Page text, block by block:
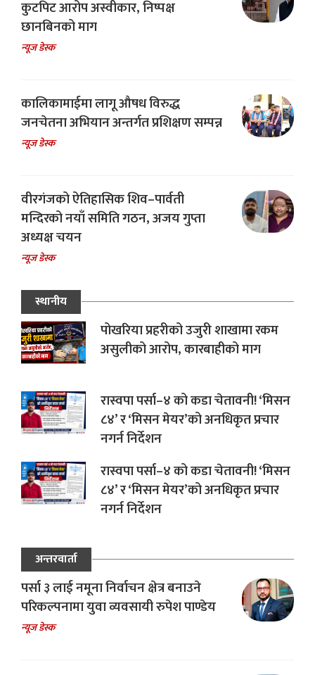
कुटपिट आरोप अस्वीकार, निष्पक्ष
छानबिनको माग
न्यूज डेस्क
कालिकामाईमा लागू औषध विरुद्ध
जनचेतना अभियान अन्तर्गत प्रशिक्षण सम्पन्न
न्यूज डेस्क
वीरगंजको ऐतिहासिक शिव–पार्वती
मन्दिरको नयाँ समिति गठन, अजय गुप्ता
अध्यक्ष चयन
न्यूज डेस्क
स्थानीय
पोखरिया प्रहरीको उजुरी शाखामा रकम
असुलीको आरोप, कारबाहीको माग
रास्वपा पर्सा–४ को कडा चेतावनी! ‘मिसन
८४’ र ‘मिसन मेयर’को अनधिकृत प्रचार
नगर्न निर्देशन
रास्वपा पर्सा–४ को कडा चेतावनी! ‘मिसन
८४’ र ‘मिसन मेयर’को अनधिकृत प्रचार
नगर्न निर्देशन
अन्तरवार्ता
पर्सा ३ लाई नमूना निर्वाचन क्षेत्र बनाउने
परिकल्पनामा युवा व्यवसायी रुपेश पाण्डेय
न्यूज डेस्क